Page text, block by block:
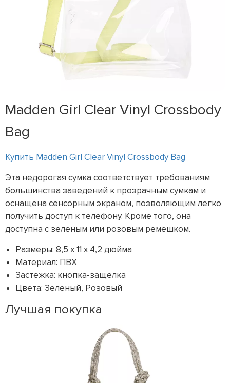
Madden Girl Clear Vinyl Crossbody
Bag
Купить Madden Girl Clear Vinyl Crossbody Bag
Эта недорогая сумка соответствует требованиям
большинства заведений к прозрачным сумкам и
оснащена сенсорным экраном, позволяющим легко
получить доступ к телефону. Кроме того, она
доступна с зеленым или розовым ремешком.
Размеры: 8,5 x 11 x 4,2 дюйма
Материал: ПВХ
Застежка: кнопка-защелка
Цвета: Зеленый, Розовый
Лучшая покупка